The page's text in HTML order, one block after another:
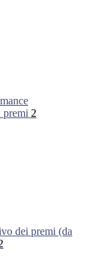
premi 2
dei premi (da